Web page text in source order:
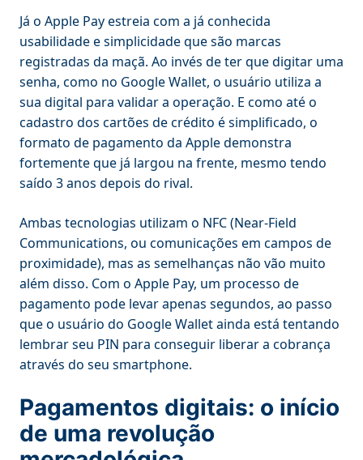
Já o Apple Pay estreia com a já conhecida
usabilidade e simplicidade que são marcas
registradas da maçã. Ao invés de ter que digitar uma
senha, como no Google Wallet, o usuário utiliza a
sua digital para validar a operação. E como até o
cadastro dos cartões de crédito é simplificado, o
formato de pagamento da Apple demonstra
fortemente que já largou na frente, mesmo tendo
saído 3 anos depois do rival.
Ambas tecnologias utilizam o NFC (Near-Field
Communications, ou comunicações em campos de
proximidade), mas as semelhanças não vão muito
além disso. Com o Apple Pay, um processo de
pagamento pode levar apenas segundos, ao passo
que o usuário do Google Wallet ainda está tentando
lembrar seu PIN para conseguir liberar a cobrança
através do seu smartphone.
Pagamentos digitais: o início
de uma revolução